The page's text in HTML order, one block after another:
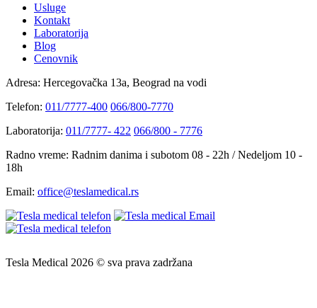
Usluge
Kontakt
Laboratorija
Blog
Cenovnik
Adresa: Hercegovačka 13a, Beograd na vodi
Telefon: 011/7777-400 066/800-7770
Laboratorija: 011/7777- 422 066/800 - 7776
Radno vreme: Radnim danima i subotom 08 - 22h / Nedeljom 10 -
18h
Email: office@teslamedical.rs
Tesla Medical 2026 © sva prava zadržana